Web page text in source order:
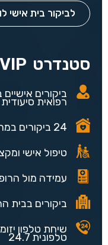
לביקור בית אישי
סטנדרט VIP
ביקורים
רפואית סיעודית
24 ביקורים במהלך השנה 2 ביקורים בחודש
טיפול אישי
עמידה מול
ביקורים בבית
שיחת טלפון
טלפונית 24.7